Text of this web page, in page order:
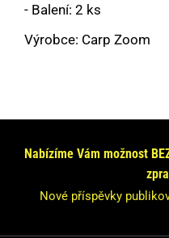
- Balení: 2 ks
Výrobce: Carp Zoom
Vaše údaje
Nabízíme Vám možnost
Nové příspěvky